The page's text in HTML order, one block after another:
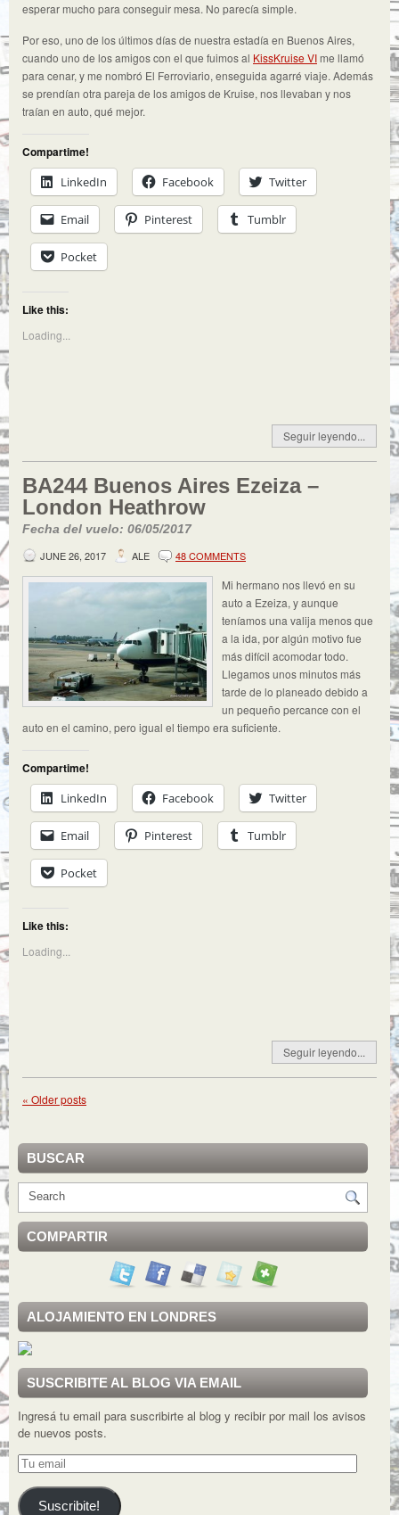
esperar mucho para conseguir mesa. No parecía simple.
Por eso, uno de los últimos días de nuestra estadía en Buenos Aires,
cuando uno de los amigos con el que fuimos al KissKruise VI me llamó
para cenar, y me nombró El Ferroviario, enseguida agarré viaje. Además
se prendían otra pareja de los amigos de Kruise, nos llevaban y nos
traían en auto, qué mejor.
Compartime!
LinkedIn
Facebook Twitter
Email Pinterest Tumblr
Pocket
Like this:
Loading...
Seguir leyendo...
BA244 Buenos Aires Ezeiza –
London Heathrow
Fecha del vuelo: 06/05/2017
JUNE 26, 2017
ALE 48 COMMENTS
Mi hermano nos llevó en su
auto a Ezeiza, y aunque
teníamos una valija menos que
a la ida, por algún motivo fue
más difícil acomodar todo.
Llegamos unos minutos más
tarde de lo planeado debido a
un pequeño percance con el
auto en el camino, pero igual el tiempo era suficiente.
Compartime!
LinkedIn
Facebook Twitter
Email Pinterest Tumblr
Pocket
Like this:
Loading...
Seguir leyendo...
« Older posts
BUSCAR
COMPARTIR
ALOJAMIENTO EN LONDRES
SUSCRIBITE AL BLOG VIA EMAIL
Ingresá tu email para suscribirte al blog y recibir por mail los avisos
de nuevos posts.
Tu
email
Suscribite!